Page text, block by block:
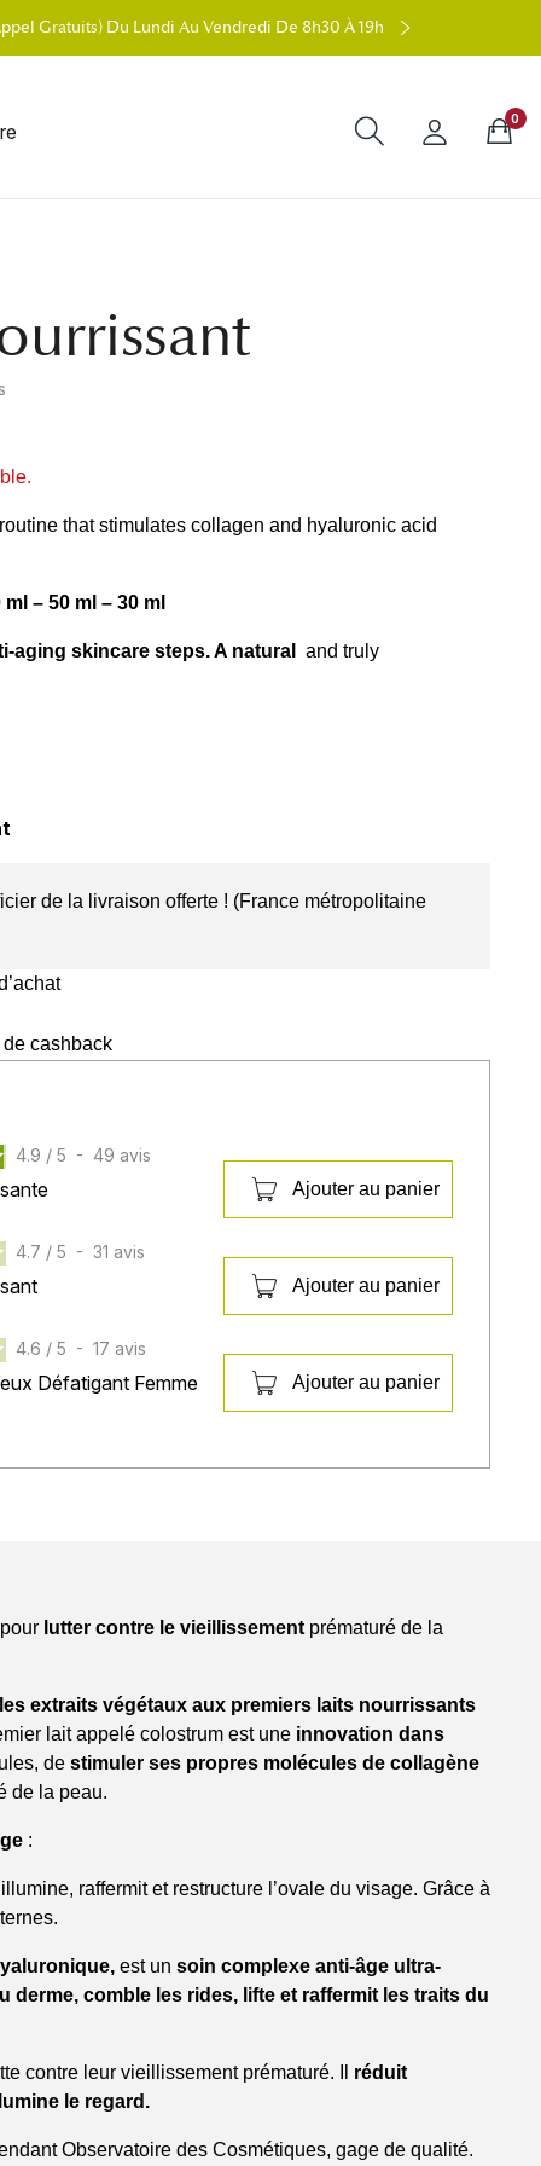
Gratuits) Du Lundi Au Vendredi De 8h30 À 19h
0
that stimulates collagen and hyaluronic acid
– 50 ml – 30 ml
aging skincare steps. A natural and truly
de la livraison offerte ! (France métropolitaine
cashback
4.9 / 5 - 49 avis
Ajouter au panier
4.7 / 5 - 31 avis
Ajouter au panier
4.6 / 5 - 17 avis
Défatigant Femme Ajouter au panier
lutter contre le vieillissementprématuré de la
extraits végétaux aux premiers laits nourrissants
lait appelé colostrum est uneinnovation dans
destimuler ses propres molécules de collagène
de la peau.
:
raffermit et restructure l’ovale du visage. Grâce à
est un soin complexe anti-âge ultra-
comble les rides, lifte et raffermit les traits du
contre leur vieillissement prématuré. Il réduit
le regard.
Observatoire des Cosmétiques, gage de qualité.